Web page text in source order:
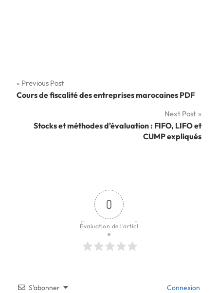
Navigation
l’article
Previous Post
Cours de fiscalité des entreprises marocaines PDF
Next Post
Stocks et méthodes d’évaluation : FIFO, LIFO et
CUMP expliqués
0
Évaluation de l'articl
e
S’abonner Connexion